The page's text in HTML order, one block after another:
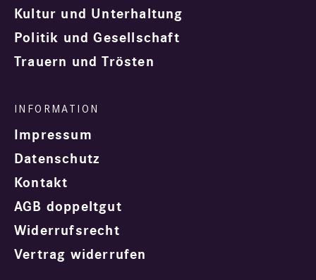
Kultur und Unterhaltung
Politik und Gesellschaft
Trauern und Trösten
Impressum
Datenschutz
Kontakt
AGB doppeltgut
Widerrufsrecht
Vertrag widerrufen